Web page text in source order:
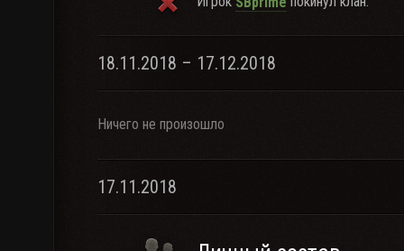
18.11.2018 – 17.12.2018
Ничего не произошло
17.11.2018